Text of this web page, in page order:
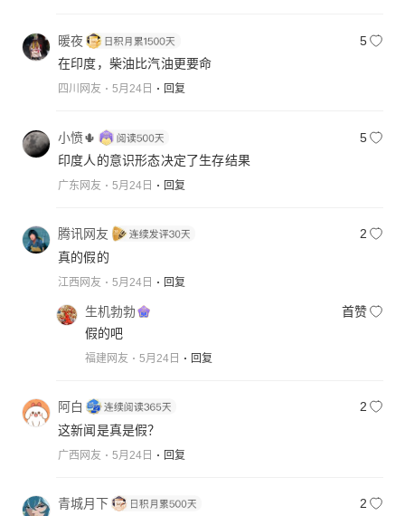
暖夜
5
在印度，柴油比汽油更要命
四川网友 5月24日 回复
小愤🌵
5
印度人的意识形态决定了生存结果
广东网友 5月24日 回复
腾讯网友
2
真的假的
江西网友 5月24日 回复
生机勃勃
首赞
假的吧
福建网友 5月24日 回复
阿白
2
这新闻是真是假？
广西网友 5月24日 回复
青城月下
2